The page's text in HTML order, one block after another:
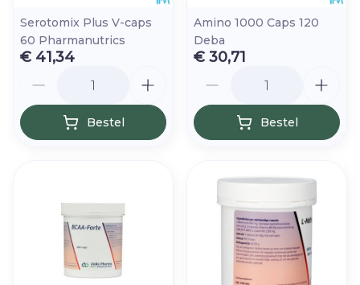
Serotomix Plus V-caps
60 Pharmanutrics
€ 41,34
Bestel
Amino 1000 Caps 120
Deba
€ 30,71
Bestel